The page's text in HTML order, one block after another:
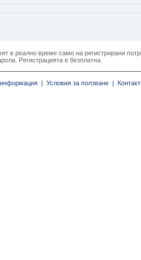
в реално време само на регистрирани
Регистрацията е безплатна.
информация | Условия за ползване |